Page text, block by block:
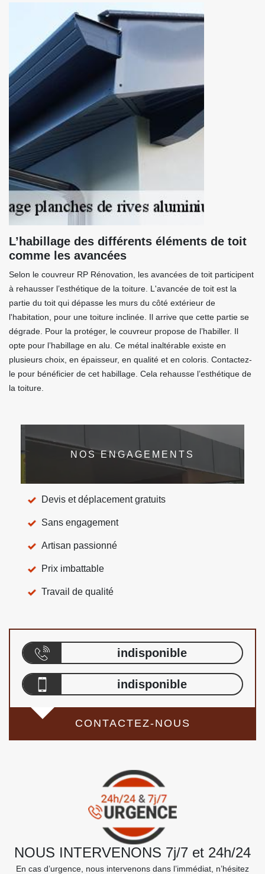
L’habillage des différents éléments de toit
comme les avancées
Selon le couvreur RP Rénovation, les avancées de toit participent
à rehausser l’esthétique de la toiture. L'avancée de toit est la
partie du toit qui dépasse les murs du côté extérieur de
l'habitation, pour une toiture inclinée. Il arrive que cette partie se
dégrade. Pour la protéger, le couvreur propose de l’habiller. Il
opte pour l’habillage en alu. Ce métal inaltérable existe en
plusieurs choix, en épaisseur, en qualité et en coloris. Contactez-
le pour bénéficier de cet habillage. Cela rehausse l’esthétique de
la toiture.
NOS ENGAGEMENTS
Devis et déplacement gratuits
Sans engagement
Artisan passionné
Prix imbattable
Travail de qualité
indisponible
indisponible
CONTACTEZ-NOUS
NOUS INTERVENONS 7j/7 et 24h/24
En cas d’urgence, nous intervenons dans l’immédiat, n’hésitez